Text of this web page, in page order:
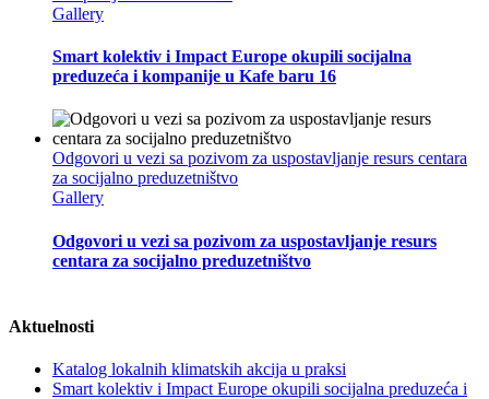
Gallery
Smart kolektiv i Impact Europe okupili socijalna
preduzeća i kompanije u Kafe baru 16
Odgovori u vezi sa pozivom za uspostavljanje resurs centara
za socijalno preduzetništvo
Gallery
Odgovori u vezi sa pozivom za uspostavljanje resurs
centara za socijalno preduzetništvo
Aktuelnosti
Katalog lokalnih klimatskih akcija u praksi
Smart kolektiv i Impact Europe okupili socijalna preduzeća i